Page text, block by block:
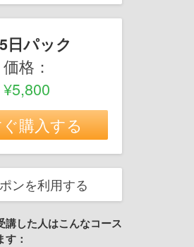
日パック
価格：
¥5,800
購入する
ンを利用する
講した人はこんなコース
：